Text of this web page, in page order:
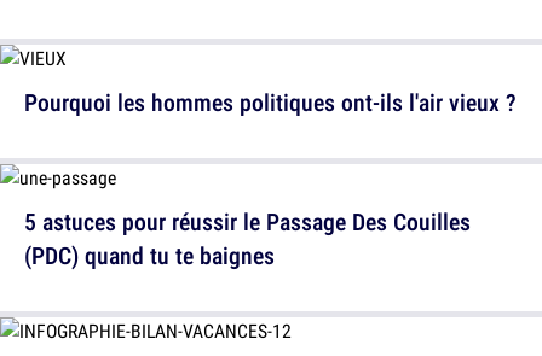
5 astuces pour réussir le Passage Des Couilles
(PDC) quand tu te baignes
Pourquoi les hommes politiques ont-ils l'air vieux ?